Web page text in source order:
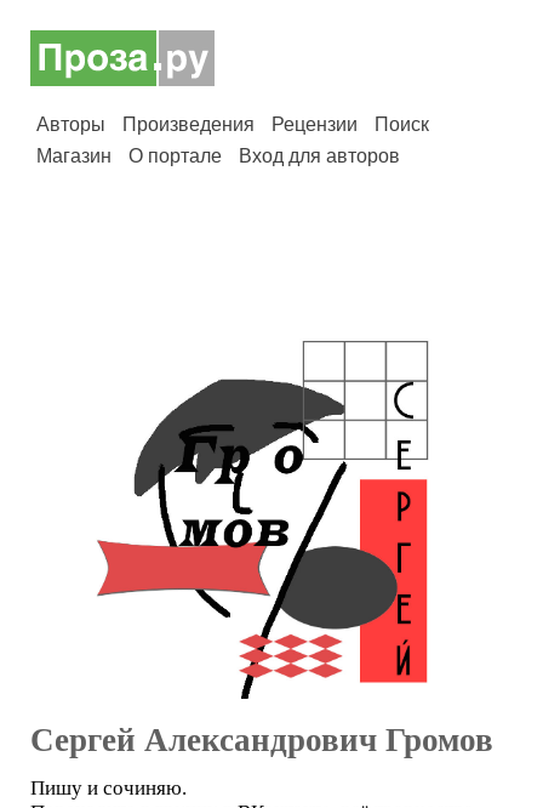
Авторы Произведения Рецензии
Поиск
Магазин
О портале Вход для авторов
Сергей Александрович Громов
Пишу и сочиняю.